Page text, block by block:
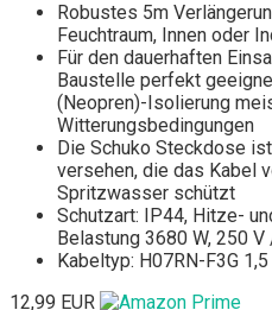
Robustes 5m
Feuchtraum, Innen oder
Für den dauerhaften
Baustelle perfekt
(Neopren)-Isolierung
Witterungsbedingungen
Die Schuko Steckdose
versehen, die das Kabel
Spritzwasser schützt
Schutzart: IP44, Hitze-
Belastung 3680 W, 250 V
Kabeltyp: H07RN-F3G
12,99 EUR